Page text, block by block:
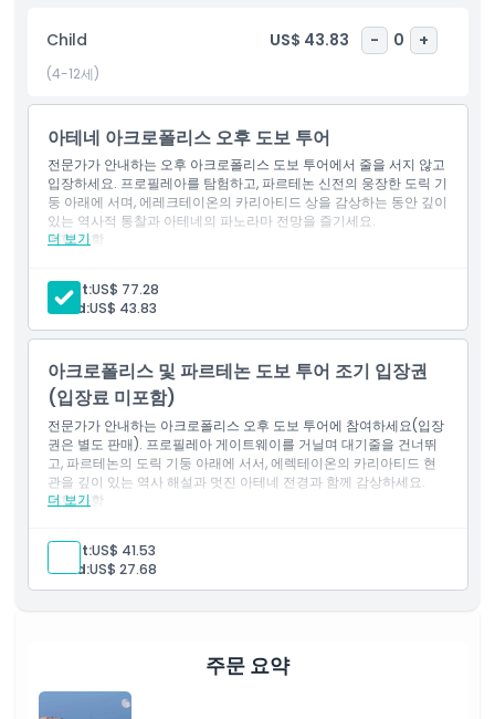
포함 사항
아동 성인 정책
알아야 할 사항
취소 정책
Child US$ 43.83 - 0 +
(4-12세)
아테네 아크로폴리스 오후 도보 투어
전문가가 안내하는 오후 아크로폴리스 도보 투어에서 줄을 서지 않고
입장하세요. 프로필레아를 탐험하고, 파르테논 신전의 웅장한 도릭 기
둥 아래에 서며, 에레크테이온의 카리아티드 상을 감상하는 동안 깊이
있는 역사적 통찰과 아테네의 파노라마 전망을 즐기세요.
더 보기
포함 사항
투어 시작 – 아테네의 매혹적인 역사 듣기.
파르테논 방문 및 탐방, 건축에 대한 통찰 포함.
고대 디오니소스 극장 산책.
아테나 니케 신전 입장 및 그 뒷이야기 배우기.
에렉테이온과 유명한 카리아티드 현관 감상.
프로필레아 문 관람.
아테네의 스카이라인을 배경으로 멋진 사진 촬영.
오후 7시 15분 – 투어 종료.
참고:일정은 날씨 또는 교통 상황에 따라 변경될 수 있습니다.
Adult:US$ 77.28
Child:US$ 43.83
아크로폴리스 및 파르테논 도보 투어 조기 입장권
(입장료 미포함)
전문가가 안내하는 아크로폴리스 오후 도보 투어에 참여하세요(입장
권은 별도 판매). 프로필레아 게이트웨이를 거닐며 대기줄을 건너뛰
고, 파르테논의 도릭 기둥 아래에 서서, 에렉테이온의 카리아티드 현
관을 깊이 있는 역사 해설과 멋진 아테네 전경과 함께 감상하세요.
더 보기
포함 사항
투어 시작 – 아테네의 매혹적인 역사 듣기.
파르테논 방문 및 탐방, 건축에 대한 통찰 포함.
에렉테이온과 유명한 카리아티드 현관 감상.
아테네의 스카이라인을 배경으로 멋진 사진 촬영.
Adult:US$ 41.53
Child:US$ 27.68
주문 요약